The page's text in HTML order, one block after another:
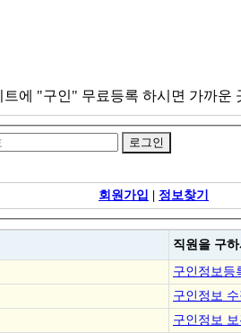
에 "구인" 무료등록 하시면 가까운
회원가입 | 정보찾기
직원을 구
구인정보등
구인정보
구인정보